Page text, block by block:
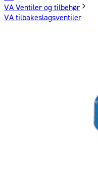
VA Ventiler og tilbehør
VA tilbakeslagsventiler